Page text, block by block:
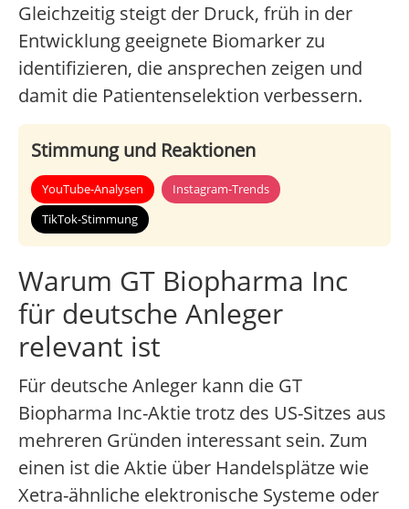
Gleichzeitig steigt der Druck, früh in der
Entwicklung geeignete Biomarker zu
identifizieren, die ansprechen zeigen und
damit die Patientenselektion verbessern.
Stimmung und Reaktionen
YouTube-Analysen
Instagram-Trends
TikTok-Stimmung
Warum GT Biopharma Inc
für deutsche Anleger
relevant ist
Für deutsche Anleger kann die GT
Biopharma Inc-Aktie trotz des US-Sitzes aus
mehreren Gründen interessant sein. Zum
einen ist die Aktie über Handelsplätze wie
Xetra-ähnliche elektronische Systeme oder